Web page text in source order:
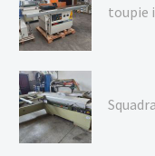
toupie